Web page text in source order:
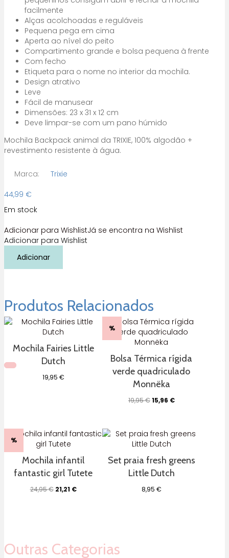
facilmente
Alças acolchoadas e reguláveis
Pequena pega em cima
Aperta ao nível do peito
Compartimento grande e bolsa pequena à frente
Com fecho
Etiqueta para o nome no interior da mochila.
Design atrativo
Leve
Fácil de manusear
Dimensões: 23 x 31 x 12 cm
Deve limpar-se com um pano húmido
Mochila Backpack animal da TRIXIE, 100% algodão +
revestimento resistente à água.
Marca:
Trixie
44,99 €
Em stock
Adicionar para WishlistJá se encontra na Wishlist
Adicionar para Wishlist
Mochila
Trixie
Adicionar
Produtos Relacionados
Mochila Fairies Little
Dutch
19,95 €
%
Bolsa Térmica rígida
verde quadriculado
Monnëka
19,95€O
19,95 €.
15,96 €O
15,96 €.
%
Mochila infantil
fantastic girl Tutete
24,95€ O
21,21 €O
Set praia fresh greens
Little Dutch
8,95 €
Outras Categorias